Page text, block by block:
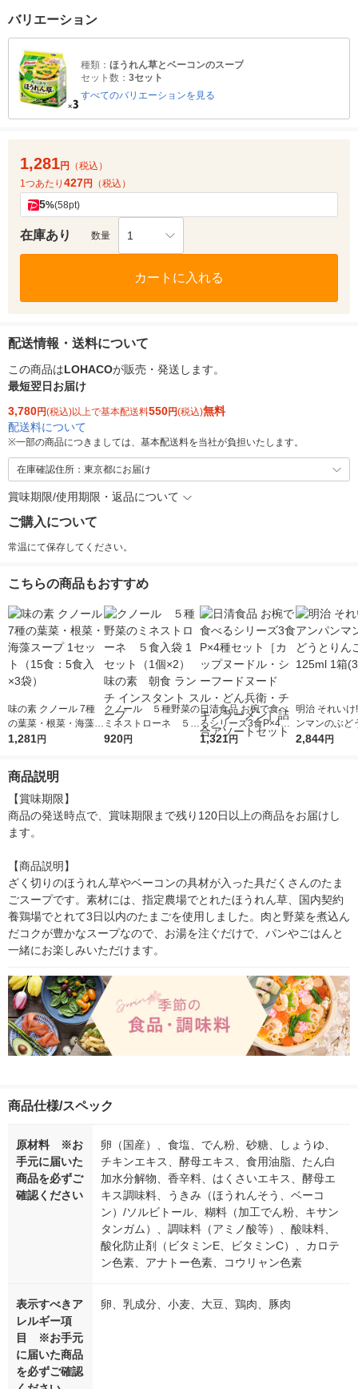
バリエーション
種類： ほうれん草とベーコンのスープ
セット数： 3セット
すべてのバリエーションを見る
1,281円
（税込）
1つあたり 427円 （税込）
5%(58pt)
在庫あり 数量 1
カートに入れる
配送情報・送料について
この商品はLOHACOが販売・発送します。
最短翌日お届け
3,780円(税込)以上で基本配送料550円(税込)無料
配送料について
※一部の商品につきましては、基本配送料を当社が負担いたします。
在庫確認住所：東京都にお届け
賞味期限/使用期限・返品について
ご購入について
常温にて保存してください。
こちらの商品もおすすめ
味の素 クノール 7種
の葉菜・根菜・海藻ス
ープ 1セット（15食：
1,281円
クノール ５種野菜の
ミネストローネ ５食
入袋 1セット（1個×
920円
日清食品 お椀で食べ
るシリーズ3食P×4種
セット［カップヌード
1,321円
明治 それいけ
ンマンのぶど
ご 125ml 1箱
2,844円
商品説明
【賞味期限】
商品の発送時点で、賞味期限まで残り120日以上の商品をお届けし
ます。
【商品説明】
ざく切りのほうれん草やベーコンの具材が入った具だくさんのたま
ごスープです。素材には、指定農場でとれたほうれん草、国内契約
養鶏場でとれて3日以内のたまごを使用しました。肉と野菜を煮込ん
だコクが豊かなスープなので、お湯を注ぐだけで、パンやごはんと
一緒にお楽しみいただけます。
商品仕様/スペック
原材料 ※お
手元に届いた
商品を必ずご
確認ください
卵（国産）、食塩、でん粉、砂糖、しょうゆ、
チキンエキス、酵母エキス、食用油脂、たん白
加水分解物、香辛料、はくさいエキス、酵母エ
キス調味料、うきみ（ほうれんそう、ベーコ
ン）/ソルビトール、糊料（加工でん粉、キサン
タンガム）、調味料（アミノ酸等）、酸味料、
酸化防止剤（ビタミンE、ビタミンC）、カロテ
ン色素、アナトー色素、コウリャン色素
表示すべきア
レルギー項
目 ※お手元
に届いた商品
を必ずご確認
卵、乳成分、小麦、大豆、鶏肉、豚肉